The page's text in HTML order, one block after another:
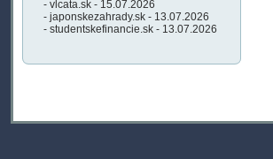
- vlcata.sk - 15.07.2026
- japonskezahrady.sk - 13.07.2026
- studentskefinancie.sk - 13.07.2026